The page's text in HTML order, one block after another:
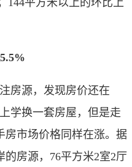
144平方米以上的环比上
源，发现房价还在
学换一套房屋，但是走
房市场价格同样在涨。据
房源，76平方米2室2厅